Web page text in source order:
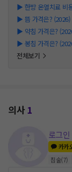
▶ 한방 온열치료 비
▶ 뜸 가격은? (2026)
▶ 약침 가격은?
▶ 봉침 가격은?
전체보기
의사1
로그
카카
침술(7)